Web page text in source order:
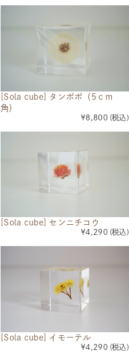
[Sola cube] タンポポ（5ｃｍ
角）
¥8,800 (税込)
[Sola cube] センニチコウ
¥4,290 (税込)
[Sola cube] イモーテル
¥4,290 (税込)